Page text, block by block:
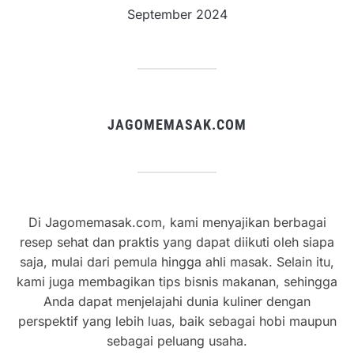
September 2024
JAGOMEMASAK.COM
Di Jagomemasak.com, kami menyajikan berbagai
resep sehat dan praktis yang dapat diikuti oleh siapa
saja, mulai dari pemula hingga ahli masak. Selain itu,
kami juga membagikan tips bisnis makanan, sehingga
Anda dapat menjelajahi dunia kuliner dengan
perspektif yang lebih luas, baik sebagai hobi maupun
sebagai peluang usaha.